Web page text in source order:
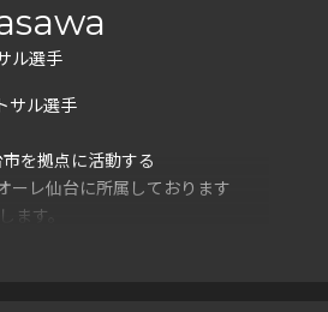
ル選手
サル選手
を拠点に活動する
ーレ仙台に所属しております
ます。